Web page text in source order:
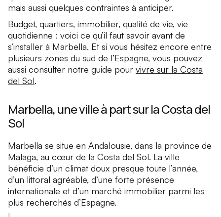
mais aussi quelques contraintes à anticiper.
Budget, quartiers, immobilier, qualité de vie, vie
quotidienne : voici ce qu’il faut savoir avant de
s’installer à Marbella. Et si vous hésitez encore entre
plusieurs zones du sud de l’Espagne, vous pouvez
aussi consulter notre guide pour vivre sur la Costa
del Sol.
Marbella, une ville à part sur la Costa del
Sol
Marbella se situe en Andalousie, dans la province de
Malaga, au cœur de la Costa del Sol. La ville
bénéficie d’un climat doux presque toute l’année,
d’un littoral agréable, d’une forte présence
internationale et d’un marché immobilier parmi les
plus recherchés d’Espagne.